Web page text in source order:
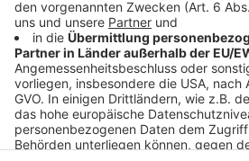
Anzeige